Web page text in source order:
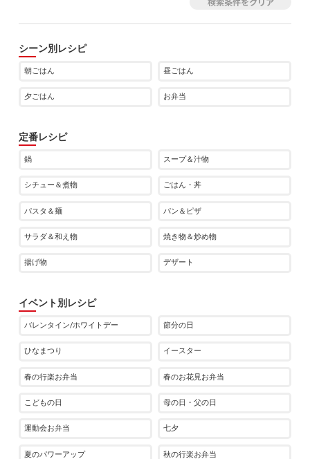
シーン別レシピ
朝ごはん 昼ごはん
夕ごはん お弁当
定番レシピ
鍋 スープ＆汁物
シチュー＆煮物 ごはん・丼
パスタ＆麺 パン＆ピザ
サラダ＆和え物 焼き物＆炒め物
揚げ物 デザート
イベント別レシピ
バレンタイン/ホワイトデー 節分の日
ひなまつり イースター
春の行楽お弁当 春のお花見お弁当
こどもの日 母の日・父の日
運動会お弁当 七夕
夏のパワーアップ 秋の行楽お弁当